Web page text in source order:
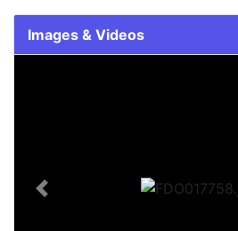
Images & Videos
Previous